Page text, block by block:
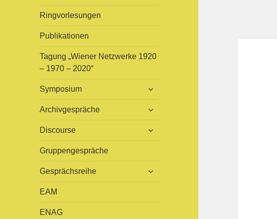
Ringvorlesungen
Publikationen
Tagung „Wiener Netzwerke 1920
– 1970 – 2020“
Symposium
Archivgespräche
Discourse
Gruppengespräche
Gesprächsreihe
EAM
ENAG